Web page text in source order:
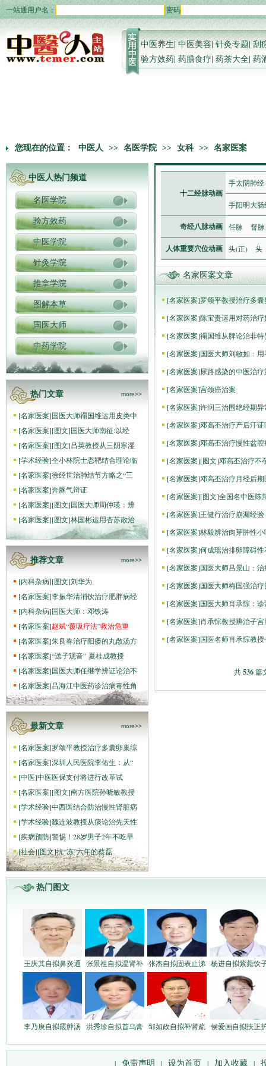
一站通用户名： 密码
中医养生|中医美容|针灸专题|刮
验方效药| 药膳食疗| 药茶大全| 药
您现在的位置： 中医人 >> 名医学院 >> 女科 >> 名家医案
中医人热门频道
名医学院
验方效药
中医学院
针灸学院
推拿学院
图解本草
国医大师
中药学院
热门文章 more>>
[名家医案]国医大师禤国维运用皮类中
[名家医案][图文]国医大师南征:以经
[名家医案][图文]吕英教授从三阴寒湿
[学术经验]仝小林院士态靶结合理论临
[名家医案]徐经世治肺结节方略之“三
[名家医案]奔豚气辩证
[名家医案][图文]国医大师周仲瑛：辨
[名家医案][图文]林国彬运用杏苏散治
推荐文章 more>>
[内科杂病][图文]刘华为
[名家医案]李振华清消饮治疗肥胖病经
[内科杂病]国医大师：邓铁涛
[名家医案]赵斌“覆吸疗法”救治危重
[名家医案]朱良春治疗阳痿的丸散汤方
[名家医案]“送子观音” 夏桂成教授
[名家医案]国医大师任继学辨证论治不
[名家医案]吕海江中医药诊治病毒性角
最新文章 more>>
[名家医案]罗颂平教授治疗多囊卵巢综
[名家医案]深圳人民医院李佑生：从“
[中医]中医医保支付将进行改革试
[名家医案][图文]南方医院孙晓敏教授
[学术经验]中西医结合防治慢性肾脏病
[学术经验]魏连波教授从痰论治先天性
[疾病预防]警惕！28岁男子2年不吃早
[社会][图文]抗“冻”六年的蔡磊
十二经脉动画
手太阴肺经
手阳明大肠
奇经八脉动画 任脉 督脉
人体重要穴位动画 头(正) 头
名家医案文章
[名家医案]罗颂平教授治疗多
[名家医案]陈宝贵运用对药治
[名家医案]禤国维从脾论治非
[名家医案]国医大师刘敏如：
[名家医案]尿路感染的中医治疗
[名家医案]宫颈癌治案
[名家医案]许润三治围绝经期
[名家医案]邓高丕治疗产后汗证
[名家医案]邓高丕治疗慢性盆
[名家医案][图文]邓高丕治疗不
[名家医案]邓高丕治疗月经后期
[名家医案][图文]全国名中医陈
[名家医案]王健行治疗崩漏经验
[名家医案]林毅辨治肉芽肿性
[名家医案]何成瑶治排卵障碍
[名家医案]国医大师吕景山：
[名家医案]国医大师梅国强治
[名家医案]国医大师肖承悰：
[名家医案]肖承悰教授辨治子
[名家医案]国医名师肖承悰教
共536篇
热门图文
王庆其自拟鼻炎通 张景祖自拟温肾补 张杰自拟固表止涕 杨进自拟紫菀饮
李乃庚自拟霰肿汤 洪秀珍自拟首乌膏 邹如政自拟补肾疏 侯爱画自拟扶正
| 免责声明 | 设为首页 | 加入收藏 |